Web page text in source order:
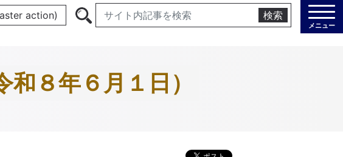
action) 検索
メニュー
８年６月１日）